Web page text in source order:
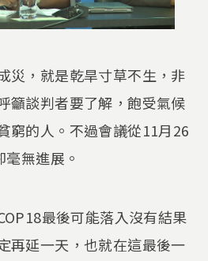
災，就是乾旱寸草不生，非
籲談判者要了解，飽受氣候
窮的人。不過會議從11月26
無進展。
最後可能落入沒有結果
再延一天，也就在這最後一